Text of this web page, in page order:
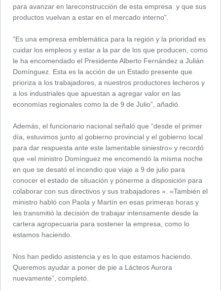
para avanzar en lareconstrucción de esta empresa y que sus
productos vuelvan a estar en el mercado interno”.
“Es una empresa emblemática para la región y la prioridad es
cuidar los empleos y estar a la par de los que producen, como
le ha encomendado el Presidente Alberto Fernández a Julián
Domínguez. Esta es la acción de un Estado presente que
prioriza a los trabajadores, a nuestros productores lecheros y
a los industriales que apuestan a agregar valor en las
economías regionales como la de 9 de Julio”, añadió.
Además, el funcionario nacional señaló que “desde el primer
día, estuvimos junto al gobierno provincial y el gobierno local
para dar respuesta ante este lamentable siniestro» y recordó
que «el ministro Domínguez me encomendó la misma noche
en que se desató el incendio que viaje a 9 de julio para
conocer el estado de situación y ponerme a disposición para
colaborar con sus directivos y sus trabajadores ». «También el
ministro habló con Paola y Martín en esas primeras horas y
les transmitió la decisión de trabajar intensamente desde la
cartera agropecuaria para sostener la empresa, como lo
estamos haciendo.
Nos han pedido asistencia y es lo que estamos haciendo.
Queremos ayudar a poner de pie a Lácteos Aurora
nuevamente”, completó.